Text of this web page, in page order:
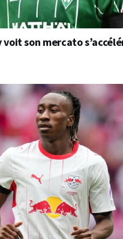
son mercato